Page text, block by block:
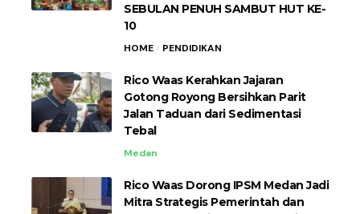
SEBULAN PENUH SAMBUT HUT KE-
10
HOME PENDIDIKAN
Rico Waas Kerahkan Jajaran
Gotong Royong Bersihkan Parit
Jalan Taduan dari Sedimentasi
Tebal
Medan
Rico Waas Dorong IPSM Medan Jadi
Mitra Strategis Pemerintah dan